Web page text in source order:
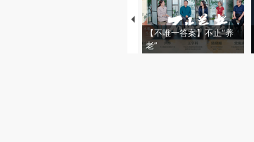
【不唯一答案】不止“养
老”